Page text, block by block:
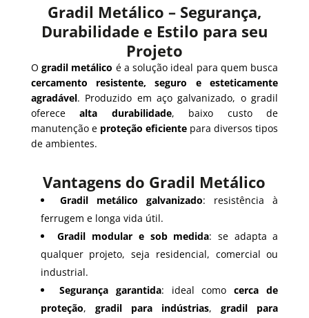
Gradil Metálico – Segurança,
Durabilidade e Estilo para seu
Projeto
Ogradil metálico é a solução ideal para quem busca
cercamento resistente, seguro e esteticamente
agradável. Produzido em aço galvanizado, o gradil
oferecealta durabilidade, baixo custo de
manutenção e proteção eficiente para diversos tipos
de ambientes.
Vantagens do Gradil Metálico
Gradil metálico galvanizado: resistência à
ferrugem e longa vida útil.
Gradil modular e sob medida: se adapta a
qualquer projeto, seja residencial, comercial ou
industrial.
Segurança garantida: ideal comocerca de
proteção, gradil para indústrias,gradil para